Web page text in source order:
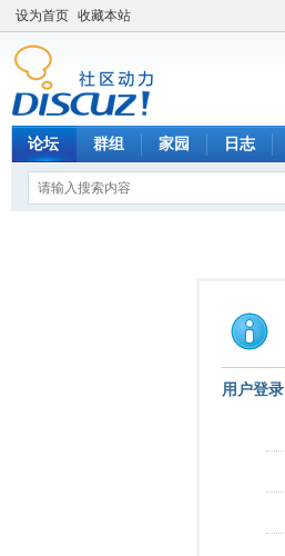
设为首页 收藏本站
论坛 群组 家园 日志
用户登录